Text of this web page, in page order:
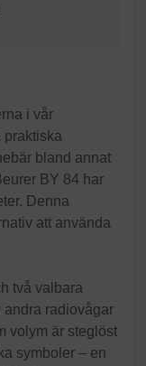
i vår
praktiska
bland annat
BY 84 har
Denna
att använda
två valbara
andra radiovågar
volym är steglöst
symboler – en